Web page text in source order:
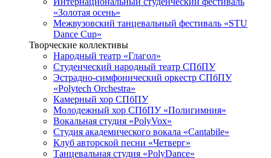
«Золотая осень»
Межвузовский танцевальный фестиваль «STU
Dance Cup»
Творческие коллективы
Народный театр «Глагол»
Студенческий народный театр СПбПУ
Эстрадно-симфонический оркестр СПбПУ
«Polytech Orchestra»
Камерный хор СПбПУ
Молодежный хор СПбПУ «Полигимния»
Вокальная студия «PolyVox»
Студия академического вокала «Cantabile»
Клуб авторской песни «Четверг»
Танцевальная студия «PolyDance»